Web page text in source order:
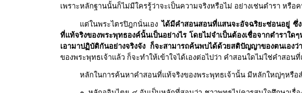
เพราะหลักฐานนั้นก็ไม่มีใครรู้ว่าจะเป็นความจริงหรือไม่ อย่างเช่นตำรา ห
แต่ในพระไตรปิฎกนั่นเองได้มีคำสอนสอนที่แสนจะอัจฉริยะซ่อนอยู่ ซึ่
ที่แท้จริงของพระพุทธองค์นั้นเป็นอย่างไร โดยไม่จำเป็นต้องเชื่อจากตำราใ
เอามาปฏิบัติกันอย่างจริงจัง ก็จะสามารถค้นพบได้ด้วยสติปัญญาของตนเอง
ของพระพุทธเจ้าแล้ว ก็จะทำให้เข้าใจได้เองต่อไปว่า คำสอนใดไม่ใช่คำสอน
หลักในการค้นหาคำสอนที่แท้จริงของพระพุทธเจ้านั้น มีหลักใหญ่ๆหรือ